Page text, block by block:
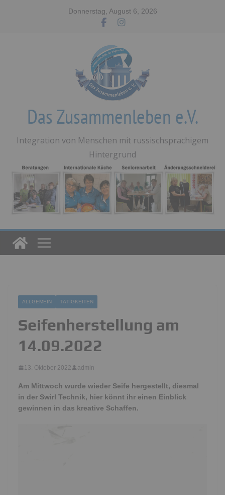
Donnerstag, August 6, 2026
Das Zusammenleben e.V.
Integration von Menschen mit russischsprachigem
Hintergrund
ALLGEMEIN TÄTIGKEITEN
Seifenherstellung am
14.09.2022
13. Oktober 2022 admin
Am Mittwoch wurde wieder Seife hergestellt, diesmal
in der Swirl Technik, hier könnt ihr einen Einblick
gewinnen in das kreative Schaffen.